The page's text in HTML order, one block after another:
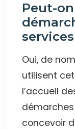
Peut-
Oui, de
utilisent
l’accueil
concevoir